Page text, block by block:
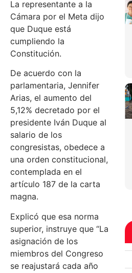
La representante a la
Cámara por el Meta dijo
que Duque está
cumpliendo la
Constitución.
De acuerdo con la
parlamentaria, Jennifer
Arias, el aumento del
5,12% decretado por el
presidente Iván Duque al
salario de los
congresistas, obedece a
una orden constitucional,
contemplada en el
artículo 187 de la carta
magna.
Explicó que esa norma
superior, instruye que “La
asignación de los
miembros del Congreso
se reajustará cada año